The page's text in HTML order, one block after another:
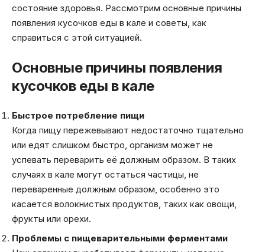
состояние здоровья. Рассмотрим основные причины
появления кусочков еды в кале и советы, как
справиться с этой ситуацией.
Основные причины появления
кусочков еды в кале
Быстрое потребление пищи
Когда пищу пережевывают недостаточно тщательно
или едят слишком быстро, организм может не
успевать переварить её должным образом. В таких
случаях в кале могут остаться частицы, не
переваренные должным образом, особенно это
касается волокнистых продуктов, таких как овощи,
фрукты или орехи.
Проблемы с пищеварительными ферментами